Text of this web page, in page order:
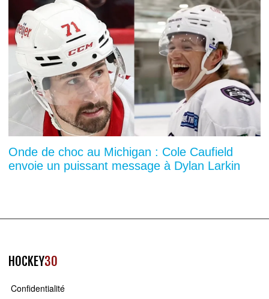
Onde de choc au Michigan : Cole Caufield
envoie un puissant message à Dylan Larkin
HOCKEY30
Confidentialité